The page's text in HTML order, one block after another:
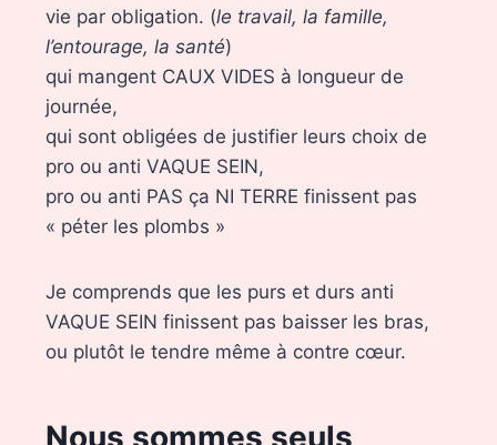
vie par obligation. (le travail, la famille,
l’entourage, la santé)
qui mangent CAUX VIDES à longueur de
journée,
qui sont obligées de justifier leurs choix de
pro ou anti VAQUE SEIN,
pro ou anti PAS ça NI TERRE finissent pas
« péter les plombs »
Je comprends que les purs et durs anti
VAQUE SEIN finissent pas baisser les bras,
ou plutôt le tendre même à contre cœur.
Nous sommes seuls